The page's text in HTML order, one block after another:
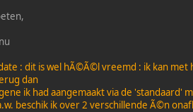
: dit is wel hÃ©Ã©l vreemd : ik kan
dan
ik had aangemaakt via de 'standaard'
beschik ik over 2 verschillende Ã©n